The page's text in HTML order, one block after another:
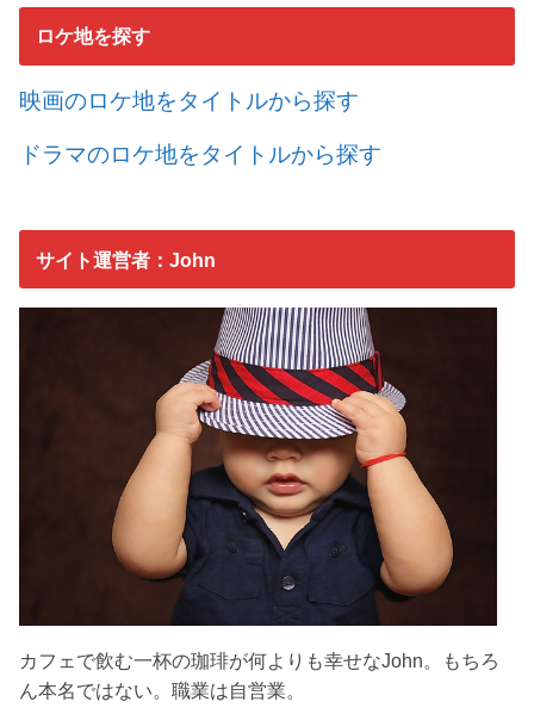
ロケ地を探す
映画のロケ地をタイトルから探す
ドラマのロケ地をタイトルから探す
サイト運営者：John
カフェで飲む一杯の珈琲が何よりも幸せなJohn。もちろ
ん本名ではない。職業は自営業。